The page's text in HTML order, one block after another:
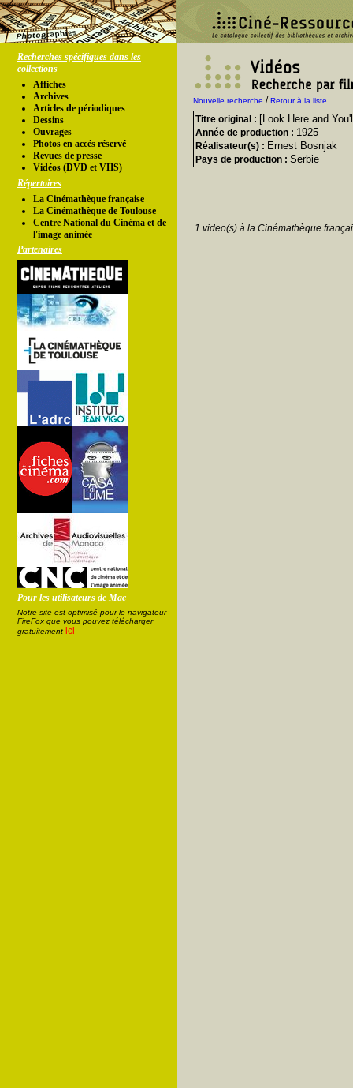
Recherches spécifiques dans les
collections
Affiches
Archives
Articles de périodiques
Dessins
Ouvrages
Photos en accés réservé
Revues de presse
Vidéos (DVD et VHS)
Répertoires
La Cinémathèque française
La Cinémathèque de Toulouse
Centre National du Cinéma et de
l'image animée
Partenaires
Pour les utilisateurs de Mac
Notre site est optimisé pour le navigateur
FireFox que vous pouvez télécharger
gratuitement ici
Nouvelle recherche /Retour à la liste
Titre original : [Look Here and
Année de production : 1925
Réalisateur(s) : Ernest Bosnjak
Pays de production : Serbie
1 video(s) à la Cinémathèque